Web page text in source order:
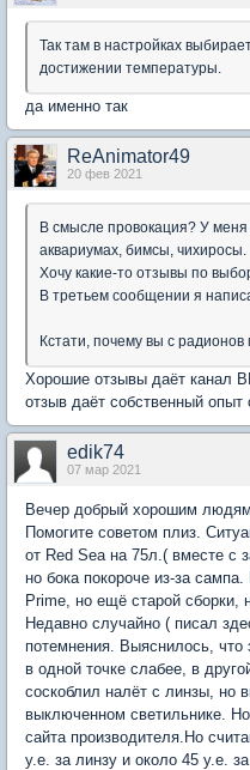
Так там в настройках
достижении температуры.
да именно так
ReAnimator49
20 фев 2021
В смысле провокация? У меня
аквариумах, бимсы, чихиросы.
Хочу какие-то отзывы по
В третьем сообщении я
Кстати, почему вы с
Хорошие отзывы даёт канал
отзыв даёт собственный
edik74
07 мар 2021
Вечер добрый хорошим
Помогите советом плиз.
от Red Sea на 75л.( вместе с
но бока покороче из-за
Prime, но ещё старой сборки,
Недавно случайно ( писал
потемнения. Выяснилось, что
в одной точке слабее, в
соскоблил налёт с линзы, но
выключенном светильнике.
сайта производителя.Но
у.е. за линзу и около 45 у.е.